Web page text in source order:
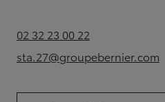
02 32 23 00 22(Opens in new tab)
sta.27@groupebernier.com
(Opens in new